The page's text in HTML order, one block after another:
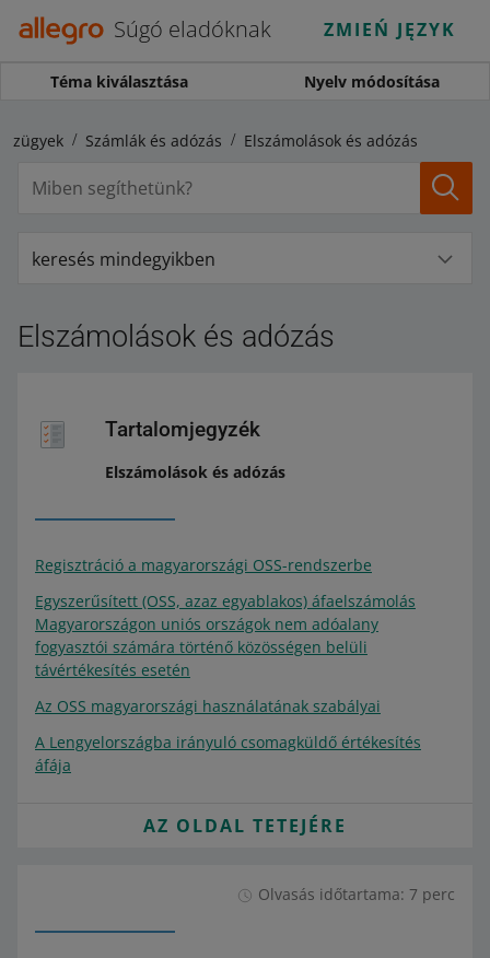
Súgó eladóknak ZMIEŃ JĘZYK
Téma kiválasztása Nyelv módosítása
Számlák és adózás Elszámolások és adózás
keresés mindegyikben
Elszámolások és adózás
Tartalomjegyzék
Elszámolások és adózás
Regisztráció a magyarországi OSS-rendszerbe
Egyszerűsített (OSS, azaz egyablakos) áfaelszámolás
Magyarországon uniós országok nem adóalany
fogyasztói számára történő közösségen belüli
távértékesítés esetén
Az OSS magyarországi használatának szabályai
A Lengyelországba irányuló csomagküldő értékesítés
áfája
AZ OLDAL TETEJÉRE
Olvasás időtartama: 7 perc